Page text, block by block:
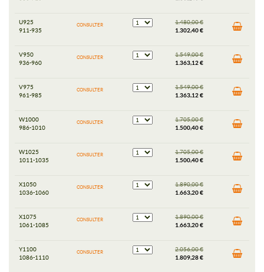
U925
911-935
CONSULTER
1.480,00 €
1.302,40 €
V950
936-960
CONSULTER
1.549,00 €
1.363,12 €
V975
961-985
CONSULTER
1.549,00 €
1.363,12 €
W1000
986-1010
CONSULTER
1.705,00 €
1.500,40 €
W1025
1011-1035
CONSULTER
1.705,00 €
1.500,40 €
X1050
1036-1060
CONSULTER
1.890,00 €
1.663,20 €
X1075
1061-1085
CONSULTER
1.890,00 €
1.663,20 €
Y1100
1086-1110
CONSULTER
2.056,00 €
1.809,28 €